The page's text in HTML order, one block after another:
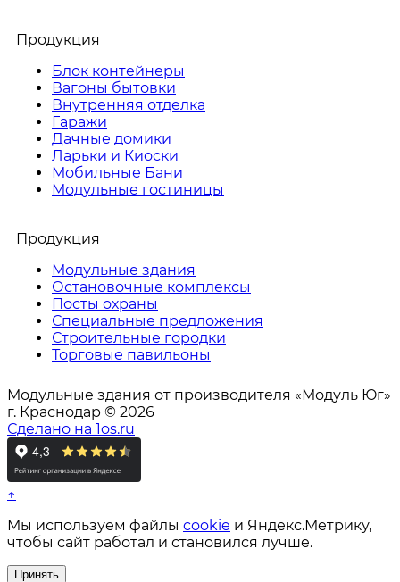
Продукция
Блок контейнеры
Вагоны бытовки
Внутренняя отделка
Гаражи
Дачные домики
Ларьки и Киоски
Мобильные Бани
Модульные гостиницы
Продукция
Модульные здания
Остановочные комплексы
Посты охраны
Специальные предложения
Строительные городки
Торговые павильоны
Модульные здания от производителя «Модуль Юг»
г. Краснодар © 2026
Сделано на 1os.ru
↑
Мы используем файлы cookie и Яндекс.Метрику,
чтобы сайт работал и становился лучше.
Принять